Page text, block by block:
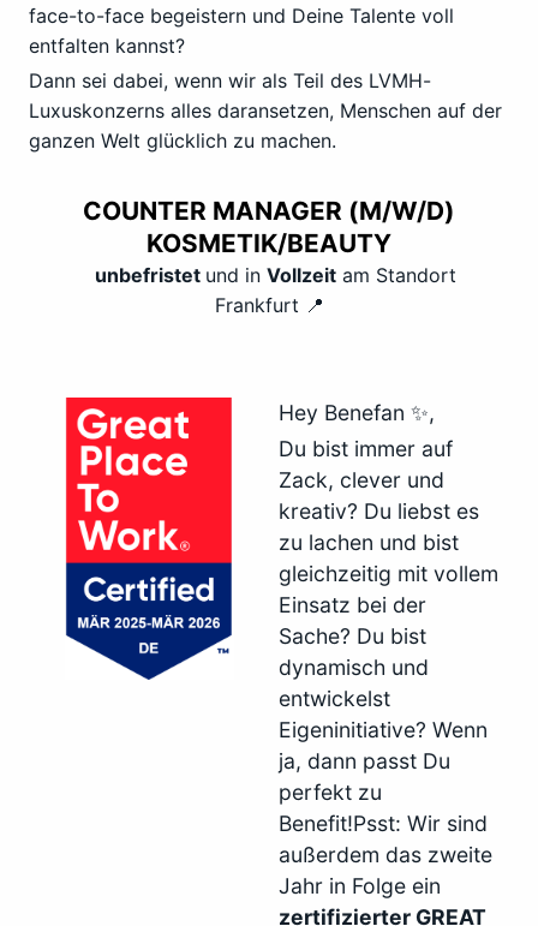
face-to-face begeistern und Deine Talente voll
entfalten kannst?
Dann sei dabei, wenn wir als Teil des LVMH-
Luxuskonzerns alles daransetzen, Menschen auf der
ganzen Welt glücklich zu machen.
COUNTER MANAGER (M/W/D)
KOSMETIK/BEAUTY
unbefristet und in Vollzeitam Standort
Frankfurt 📍
Hey Benefan ✨,
Du bist immer auf
Zack, clever und
kreativ? Du liebst es
zu lachen und bist
gleichzeitig mit vollem
Einsatz bei der
Sache? Du bist
dynamisch und
entwickelst
Eigeninitiative? Wenn
ja, dann passt Du
perfekt zu
Benefit!Psst: Wir sind
außerdem das zweite
Jahr in Folge ein
zertifizierter GREAT